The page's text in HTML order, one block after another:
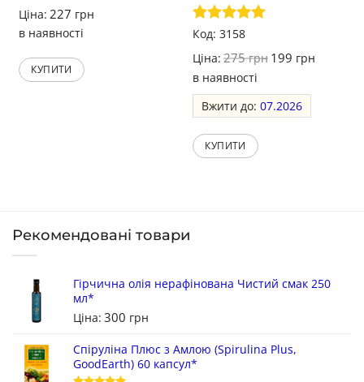
Ціна: 227 грн
в наявності
КУПИТИ
Оцінено в
Код: 3158
Ціна: 275грн 199 грн
в наявності
Вжити до:07.2026
КУПИТИ
Рекомендовані товари
Гірчична олія нерафінована Чистий смак 250
мл*
Ціна: 300 грн
Спіруліна Плюс з Амлою (Spirulina Plus,
GoodEarth) 60 капсул*